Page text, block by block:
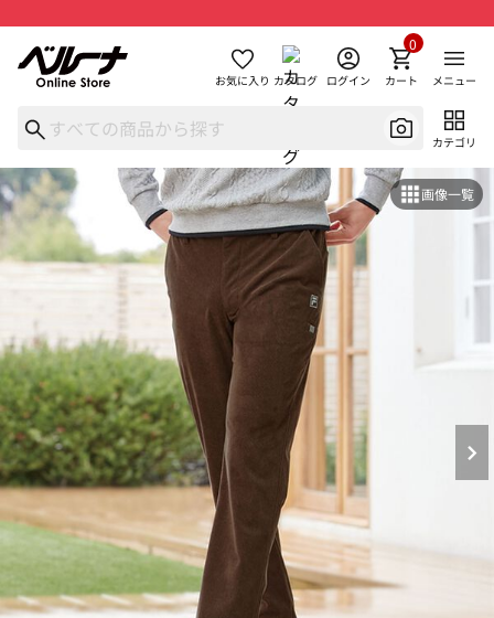
お気に入り カタログ ログイン カート
0
メニュー
カテゴリ
画像一覧